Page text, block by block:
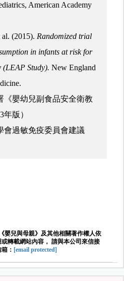
American Academy
(2015). Randomized trial
in infants at risk for
(LEAP Study). New England
《嬰幼兒副食品安全衛教
年版）
會過敏免疫委員會建議
嬰兒與母親》及其他相關著作權人依
轉載網站內容， 請與本公司來信接
： [email protected]